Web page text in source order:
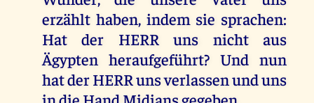
erzählt haben, indem sie sprachen:
Hat
der HERR uns nicht
aus
Ägypten heraufgeführt?Und nun
hatderHERRunsverlassenunduns